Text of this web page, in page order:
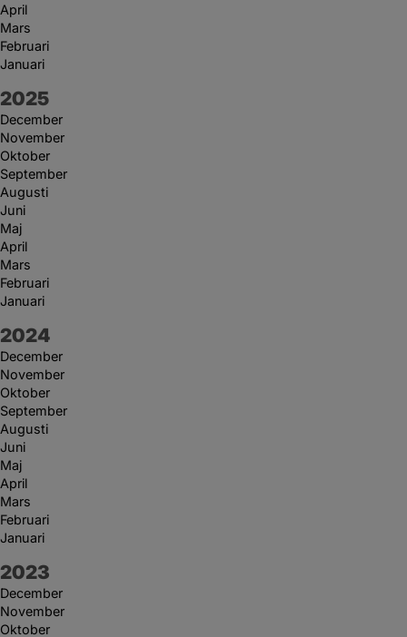
April
Mars
Februari
Januari
År:
2025
December
November
Oktober
September
Augusti
Juni
Maj
April
Mars
Februari
Januari
År:
2024
December
November
Oktober
September
Augusti
Juni
Maj
April
Mars
Februari
Januari
År:
2023
December
November
Oktober